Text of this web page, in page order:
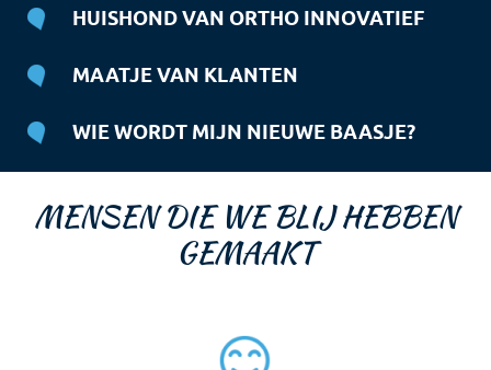
HUISHOND VAN ORTHO INNOVATIEF
MAATJE VAN KLANTEN
WIE WORDT MIJN NIEUWE BAASJE?
MENSEN DIE WE BLIJ HEBBEN
GEMAAKT